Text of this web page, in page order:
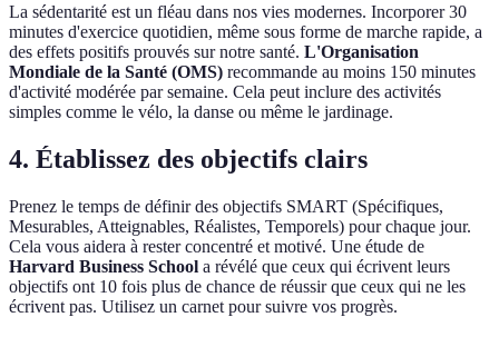
La sédentarité est un fléau dans nos vies modernes. Incorporer 30
minutes d'exercice quotidien, même sous forme de marche rapide, a
des effets positifs prouvés sur notre santé. L'Organisation
Mondiale de la Santé (OMS) recommande au moins 150 minutes
d'activité modérée par semaine. Cela peut inclure des activités
simples comme le vélo, la danse ou même le jardinage.
4. Établissez des objectifs clairs
Prenez le temps de définir des objectifs SMART (Spécifiques,
Mesurables, Atteignables, Réalistes, Temporels) pour chaque jour.
Cela vous aidera à rester concentré et motivé. Une étude de
Harvard Business School a révélé que ceux qui écrivent leurs
objectifs ont 10 fois plus de chance de réussir que ceux qui ne les
écrivent pas. Utilisez un carnet pour suivre vos progrès.